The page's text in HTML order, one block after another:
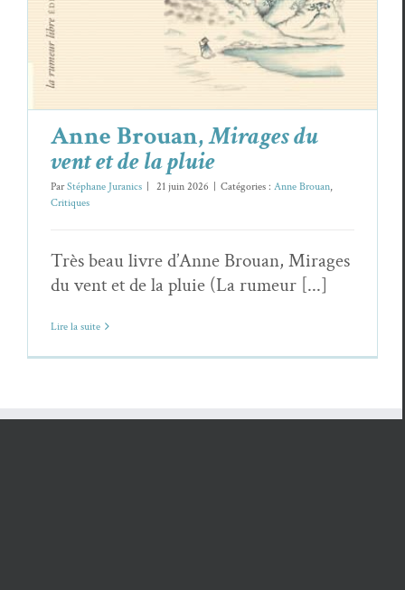
Anne Brouan,Mirages du
vent et de la pluie
ParStéphane Juranics | 21 juin 2026 | Catégories : Anne Brouan,
Critiques
Très beau livre d’Anne Brouan, Mirages
du vent et de la pluie (La rumeur [...]
Lire la suite